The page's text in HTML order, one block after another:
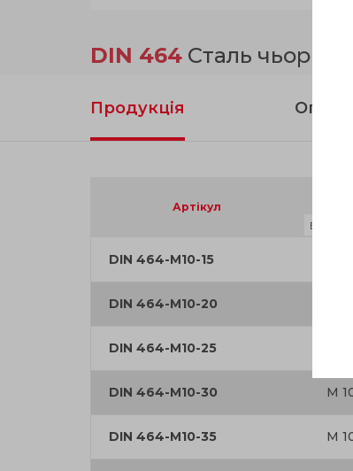
DIN 464 Сталь
Продукція Опис
Артікул
DIN 464-M10-15
DIN 464-M10-20
DIN 464-M10-25
DIN 464-M10-30 M
DIN 464-M10-35 M